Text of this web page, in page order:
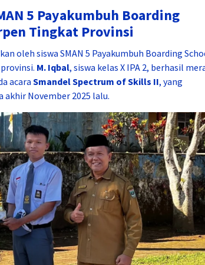
5 Payakumbuh Boarding
Tingkat Provinsi
oleh siswa SMAN 5 Payakumbuh Boarding
M. Iqbal, siswa kelas X IPA 2, berhasil
acaraSmandel Spectrum of Skills II, yang
akhir November 2025 lalu.